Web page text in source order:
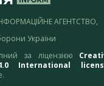
АГЕНТСТВО,
України
за ліцензією
International